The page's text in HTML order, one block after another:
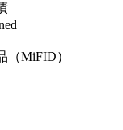
（MiFID）